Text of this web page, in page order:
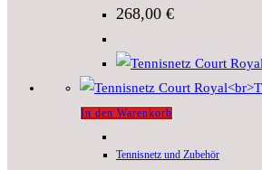
268,00 €
In den Warenkorb
Tennisnetz und Zubehör